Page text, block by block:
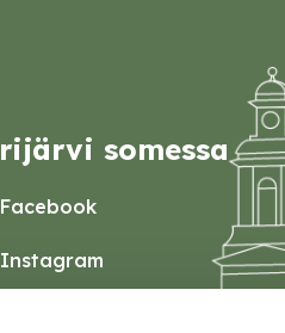
somessa
Facebook
Instagram